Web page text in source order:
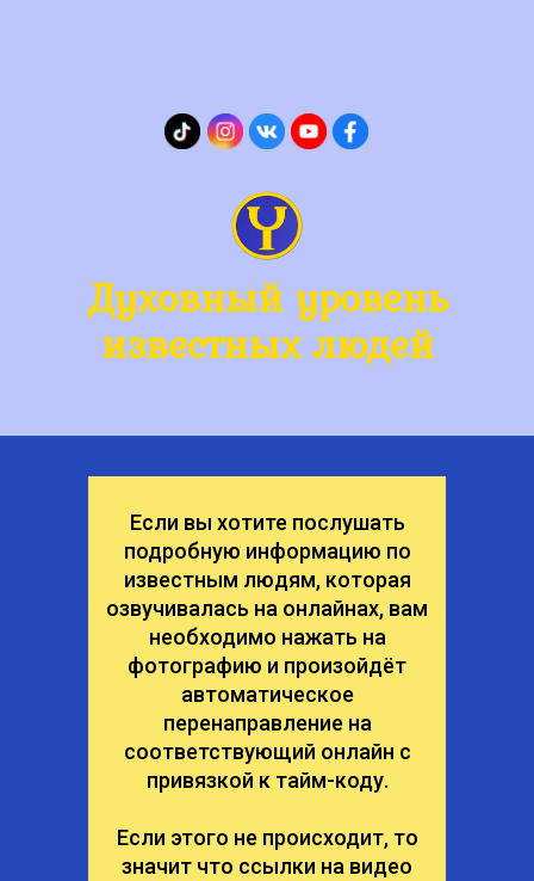
Духовный уровень
известных людей
Если вы хотите послушать
подробную информацию по
известным людям, которая
озвучивалась на онлайнах, вам
необходимо нажать на
фотографию и произойдёт
автоматическое
перенаправление на
соответствующий онлайн с
привязкой к тайм-коду.
Если этого не происходит, то
значит что ссылки на видео